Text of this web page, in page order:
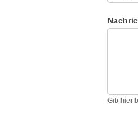
Gib hier